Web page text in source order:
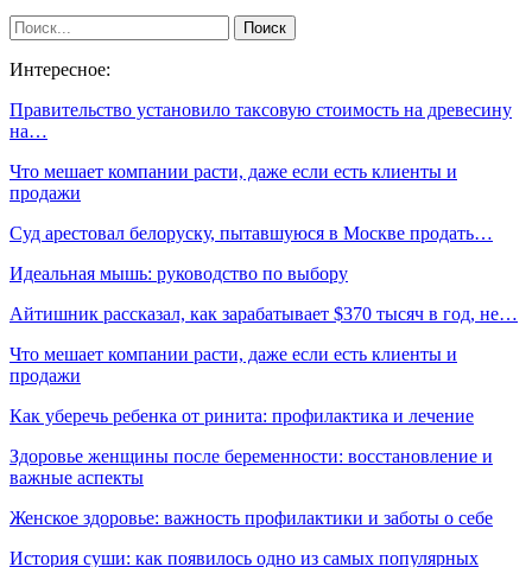
Интересное:
Правительство установило таксовую стоимость на древесину
на…
Что мешает компании расти, даже если есть клиенты и
продажи
Суд арестовал белоруску, пытавшуюся в Москве продать…
Идеальная мышь: руководство по выбору
Айтишник рассказал, как зарабатывает $370 тысяч в год, не…
Что мешает компании расти, даже если есть клиенты и
продажи
Как уберечь ребенка от ринита: профилактика и лечение
Здоровье женщины после беременности: восстановление и
важные аспекты
Женское здоровье: важность профилактики и заботы о себе
История суши: как появилось одно из самых популярных